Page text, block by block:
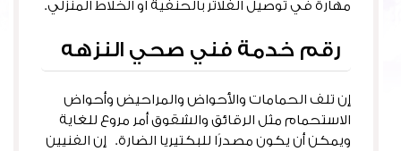
مهارة في توصيل الفلاتر بالحنفية او الخلاط المنزلي.
رقم خدمة فني صحي النزهه
إن تلف الحمامات والأحواض والمراحيض وأحواض
الاستحمام مثل الرقائق والشقوق أمر مروع للغاية
ويمكن أن يكون مصدرًا للبكتيريا الضارة. إن الفنيين